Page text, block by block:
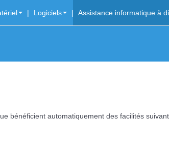
Logiciels Assistance informatique à
bénéficient automatiquement des facilités